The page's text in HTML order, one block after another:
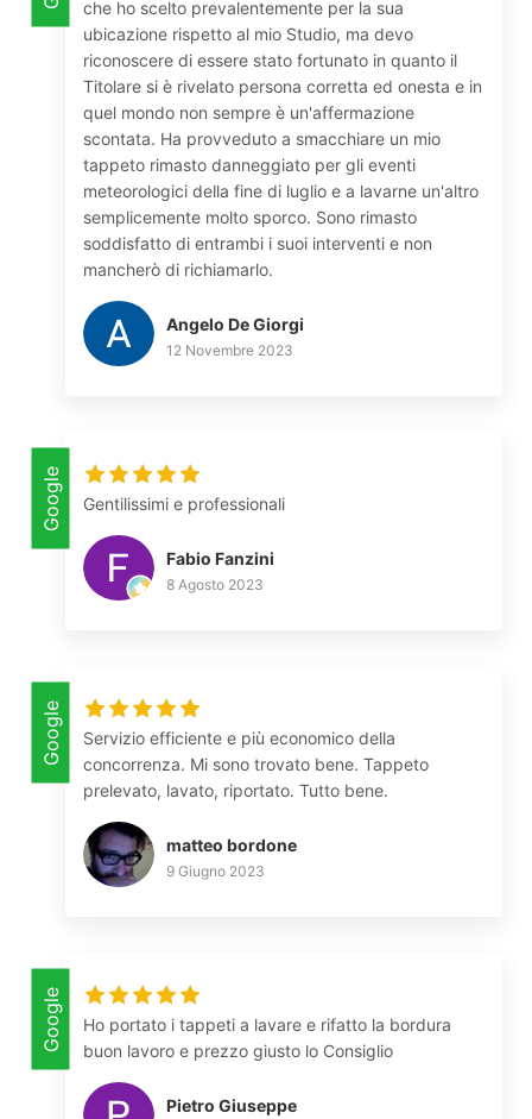
che ho scelto prevalentemente per la sua
ubicazione rispetto al mio Studio, ma devo
riconoscere di essere stato fortunato in quanto il
Titolare si è rivelato persona corretta ed onesta e in
quel mondo non sempre è un'affermazione
scontata. Ha provveduto a smacchiare un mio
tappeto rimasto danneggiato per gli eventi
meteorologici della fine di luglio e a lavarne un'altro
semplicemente molto sporco. Sono rimasto
soddisfatto di entrambi i suoi interventi e non
mancherò di richiamarlo.
Angelo De Giorgi
12 Novembre 2023
Google Gentilissimi e professionali
Fabio Fanzini
8 Agosto 2023
Google
Servizio efficiente e più economico della
concorrenza. Mi sono trovato bene. Tappeto
prelevato, lavato, riportato. Tutto bene.
matteo bordone
9 Giugno 2023
Google
Ho portato i tappeti a lavare e rifatto la bordura
buon lavoro e prezzo giusto lo Consiglio
Pietro Giuseppe